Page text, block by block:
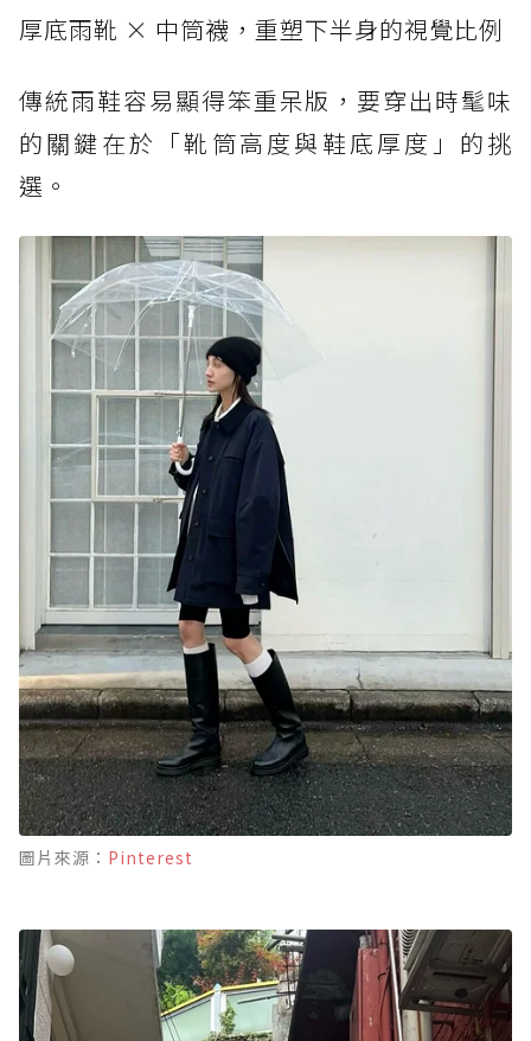
厚底雨靴 × 中筒襪，重塑下半身的視覺比例
傳統雨鞋容易顯得笨重呆版，要穿出時髦味
的關鍵在於「靴筒高度與鞋底厚度」的挑
選。
圖片來源： Pinterest